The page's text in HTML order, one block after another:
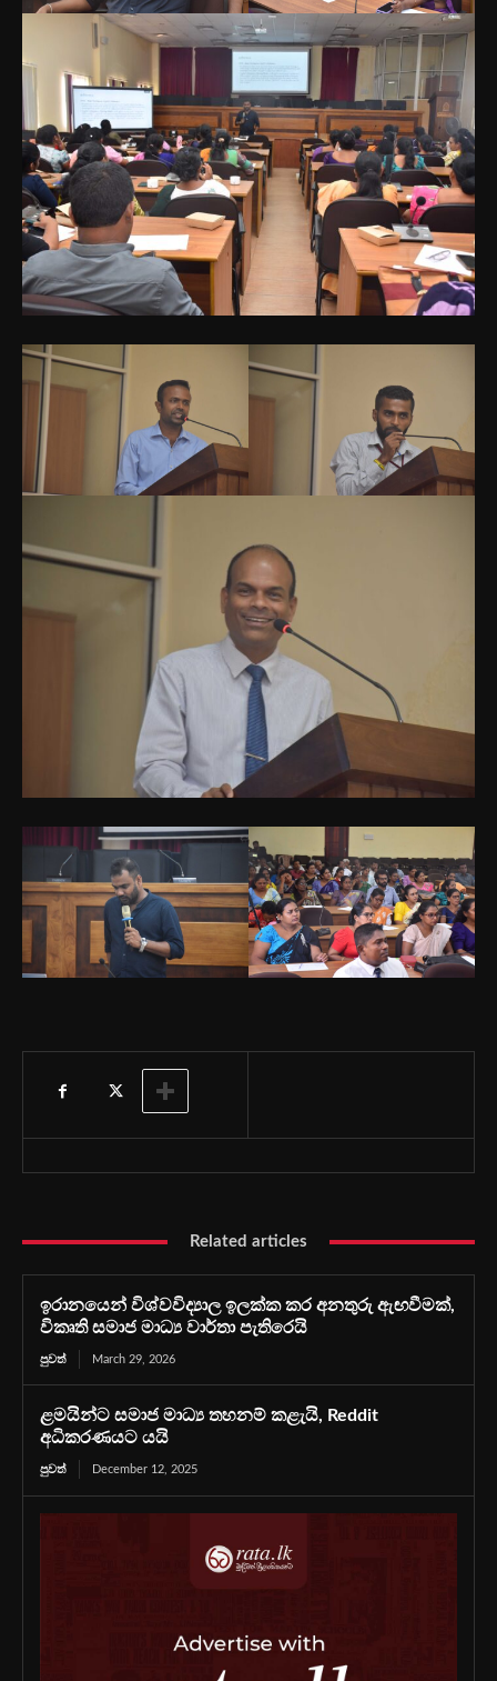
Related articles
ඉරානයෙන් විශ්වවිද්‍යාල ඉලක්ක කර අනතුරු ඇඟවීමක්,
විකෘති සමාජ මාධ්‍ය වාර්තා පැතිරෙයි
පුවත් March 29, 2026
ළමයින්ට සමාජ මාධ්‍ය තහනම් කළැයි, Reddit
අධිකරණයට යයි
පුවත් December 12, 2025